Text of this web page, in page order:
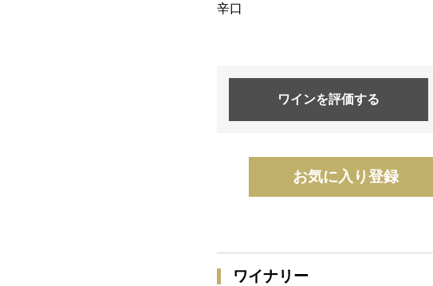
辛口
ワインを評価する
お気に入り登録
ワイナリー